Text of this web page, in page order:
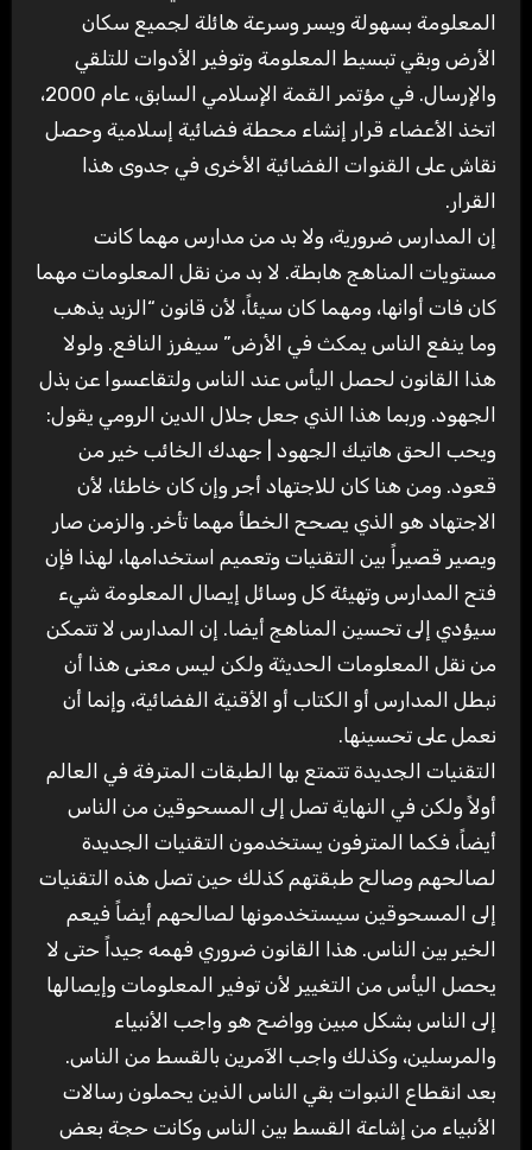
المعلومة بسهولة ويسر وسرعة هائلة لجميع سكان
الأرض وبقي تبسيط المعلومة وتوفير الأدوات للتلقي
والإرسال. في مؤتمر القمة الإسلامي السابق، عام 2000،
اتخذ الأعضاء قرار إنشاء محطة فضائية إسلامية وحصل
نقاش على القنوات الفضائية الأخرى في جدوى هذا
القرار.
إن المدارس ضرورية، ولا بد من مدارس مهما كانت
مستويات المناهج هابطة. لا بد من نقل المعلومات مهما
كان فات أوانها، ومهما كان سيئاً، لأن قانون “الزبد يذهب
وما ينفع الناس يمكث في الأرض” سيفرز النافع. ولولا
هذا القانون لحصل اليأس عند الناس ولتقاعسوا عن بذل
الجهود. وربما هذا الذي جعل جلال الدين الرومي يقول:
ويحب الحق هاتيك الجهود | جهدك الخائب خير من
قعود. ومن هنا كان للاجتهاد أجر وإن كان خاطئا، لأن
الاجتهاد هو الذي يصحح الخطأ مهما تأخر. والزمن صار
ويصير قصيراً بين التقنيات وتعميم استخدامها، لهذا فإن
فتح المدارس وتهيئة كل وسائل إيصال المعلومة شيء
سيؤدي إلى تحسين المناهج أيضا. إن المدارس لا تتمكن
من نقل المعلومات الحديثة ولكن ليس معنى هذا أن
نبطل المدارس أو الكتاب أو الأقنية الفضائية، وإنما أن
نعمل على تحسينها.
التقنيات الجديدة تتمتع بها الطبقات المترفة في العالم
أولاً ولكن في النهاية تصل إلى المسحوقين من الناس
أيضاً، فكما المترفون يستخدمون التقنيات الجديدة
لصالحهم وصالح طبقتهم كذلك حين تصل هذه التقنيات
إلى المسحوقين سيستخدمونها لصالحهم أيضاً فيعم
الخير بين الناس. هذا القانون ضروري فهمه جيداً حتى لا
يحصل اليأس من التغيير لأن توفير المعلومات وإيصالها
إلى الناس بشكل مبين وواضح هو واجب الأنبياء
والمرسلين، وكذلك واجب الآمرين بالقسط من الناس.
بعد انقطاع النبوات بقي الناس الذين يحملون رسالات
الأنبياء من إشاعة القسط بين الناس وكانت حجة بعض